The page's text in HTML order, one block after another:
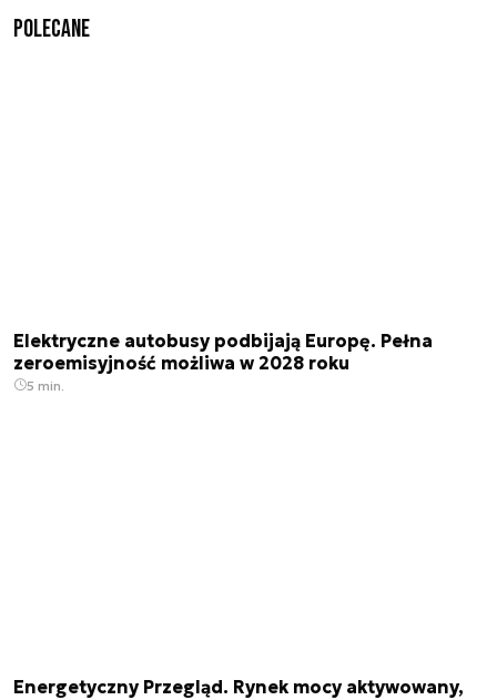
Polecane
Elektryczne autobusy podbijają Europę. Pełna
zeroemisyjność możliwa w 2028 roku
5 min.
Energetyczny Przegląd. Rynek mocy aktywowany,